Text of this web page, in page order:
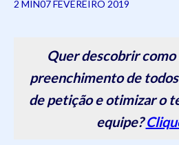
2 MIN07 FEVEREIRO 2019
Quer descobrir
preenchimento de
de petição e otimizar o
equipe?